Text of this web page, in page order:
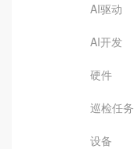
AI驱动
AI开发
硬件
巡检任务
设备